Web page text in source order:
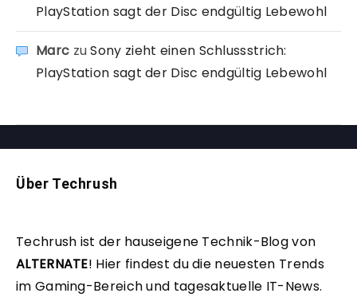
PlayStation sagt der Disc endgültig Lebewohl
Marc zuSony zieht einen Schlussstrich:
PlayStation sagt der Disc endgültig Lebewohl
Über Techrush
Techrush ist der hauseigene Technik-Blog von
ALTERNATE! Hier findest du die neuesten Trends
im Gaming-Bereich und tagesaktuelle IT-News.